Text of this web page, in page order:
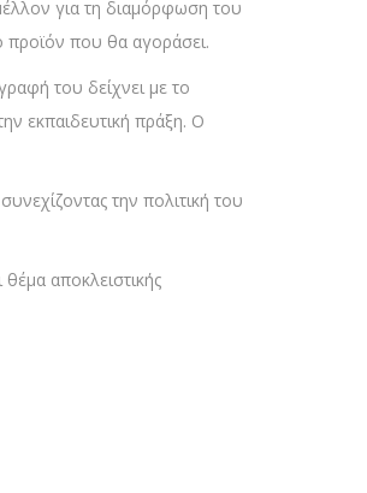
για τη διαμόρφωση του
προϊόν που θα αγοράσει.
του δείχνει με το
εκπαιδευτική πράξη. Ο
την πολιτική του
αποκλειστικής